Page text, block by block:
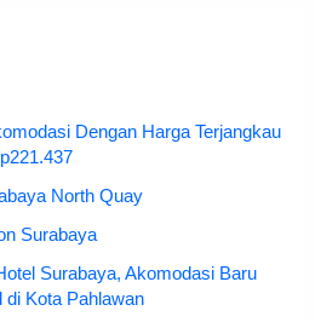
Dengan Harga Terjangkau
North Quay
Surabaya
Surabaya, Akomodasi Baru
di Kota Pahlawan